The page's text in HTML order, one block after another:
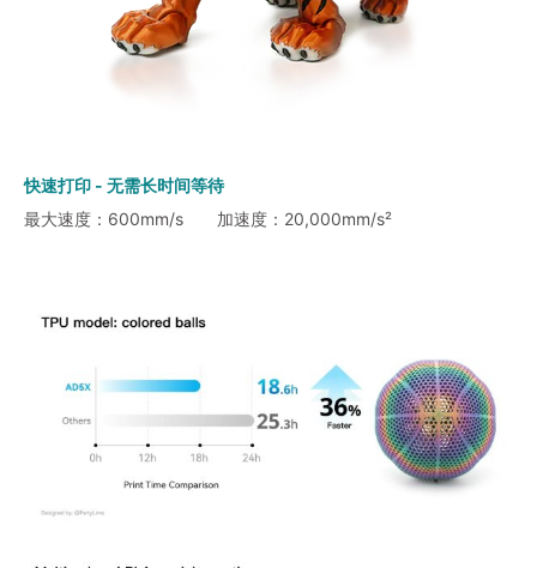
快速打印 - 无需长时间等待
最大速度：600mm/s 加速度：20,000mm/s²